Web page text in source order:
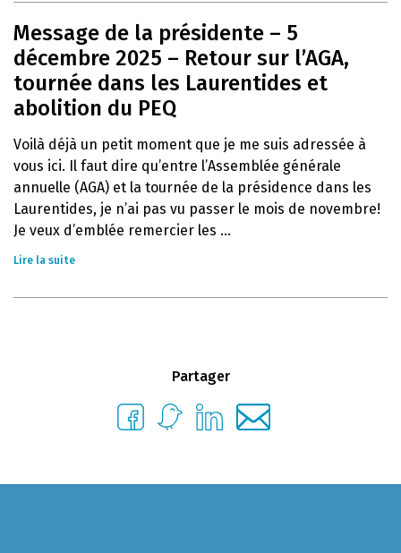
Message de la présidente – 5
décembre 2025 – Retour sur l’AGA,
tournée dans les Laurentides et
abolition du PEQ
Voilà déjà un petit moment que je me suis adressée à
vous ici. Il faut dire qu’entre l’Assemblée générale
annuelle (AGA) et la tournée de la présidence dans les
Laurentides, je n’ai pas vu passer le mois de novembre!
Je veux d’emblée remercier les ...
Lire la suite
Partager